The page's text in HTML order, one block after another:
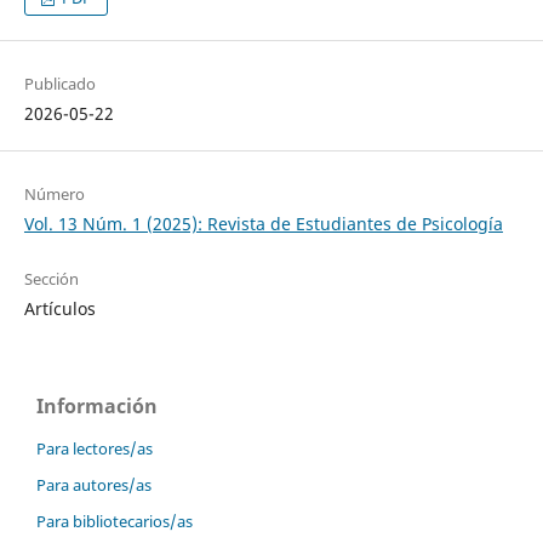
Publicado
2026-05-22
Número
Vol. 13 Núm. 1 (2025): Revista de Estudiantes de Psicología
Sección
Artículos
Información
Para lectores/as
Para autores/as
Para bibliotecarios/as